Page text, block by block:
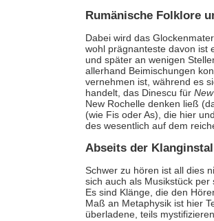
Rumänische Folklore
Dabei wird das
wohl prägnanteste davon ist
und später an wenigen
allerhand Beimischungen
vernehmen ist, während es
handelt, das Dinescu für
New Rochelle denken ließ
(wie Fis oder As), die hier
des wesentlich auf dem
Abseits der
Schwer zu hören ist all dies
sich auch als Musikstück
Es sind Klänge, die den
Maß an Metaphysik ist hier
überladene, teils